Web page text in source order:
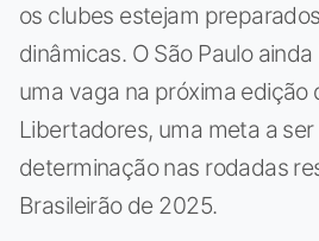
os clubes estejam
dinâmicas. O São Paulo
uma vaga na próxima edição
Libertadores, uma meta a
determinação nas rodadas
Brasileirão de 2025.